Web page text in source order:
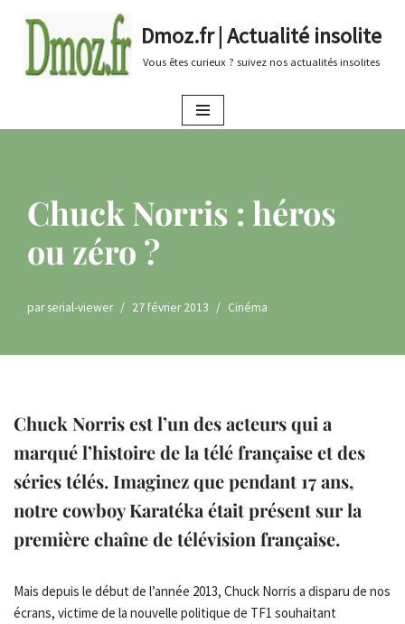
au
Dmoz.fr | Actualité insolite
Vous êtes curieux ? suivez nos actualités insolites
Chuck Norris : héros
ou zéro ?
parserial-viewer 27 février 2013 Cinéma
Chuck Norris est l’un des acteurs qui a
marqué l’histoire de la télé française et des
séries télés. Imaginez que pendant 17 ans,
notre cowboy Karatéka était présent sur la
première chaîne de télévision française.
Mais depuis le début de l’année 2013, Chuck Norris a disparu de nos
écrans, victime de la nouvelle politique de TF1 souhaitant